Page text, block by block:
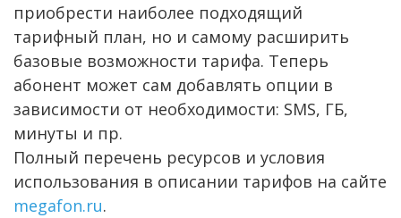
приобрести наиболее подходящий
тарифный план, но и самому расширить
базовые возможности тарифа. Теперь
абонент может сам добавлять опции в
зависимости от необходимости: SMS, ГБ,
минуты и пр.
Полный перечень ресурсов и условия
использования в описании тарифов на сайте
megafon.ru.